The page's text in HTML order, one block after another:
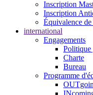
Inscription
Inscription
Équivalence
international
Engagements
Politique
Charte
Bureau
Programme